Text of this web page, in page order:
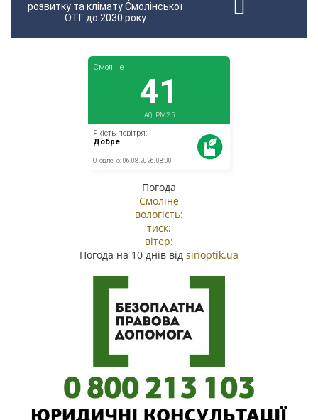
розвитку та клімату Смолінської
ОТГ до 2030 року
Погода
Смоліне
вологість:
тиск:
вітер:
Погода на 10 днів від sinoptik.ua